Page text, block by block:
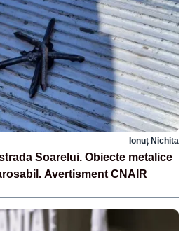
Ionuț Nichita
Soarelui. Obiecte metalice
Avertisment CNAIR